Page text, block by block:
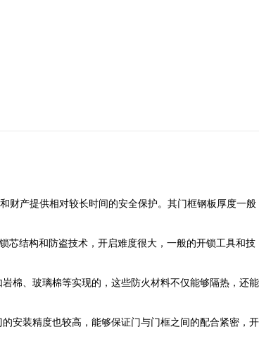
财产提供相对较长时间的安全保护。其门框钢板厚度一般
芯结构和防盗技术，开启难度很大，一般的开锁工具和技
棉、玻璃棉等实现的，这些防火材料不仅能够隔热，还能
安装精度也较高，能够保证门与门框之间的配合紧密，开